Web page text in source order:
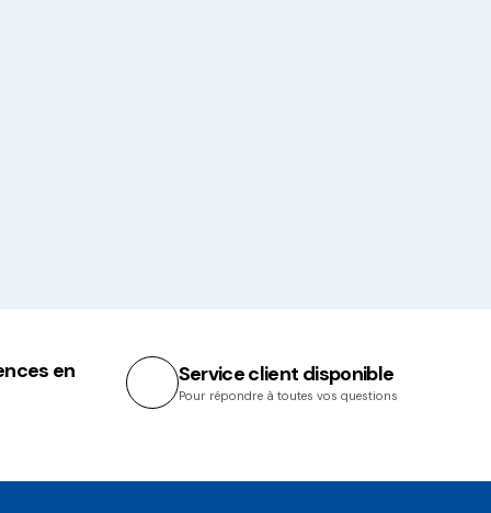
en Service client disponible
Pour répondre à toutes vos questions